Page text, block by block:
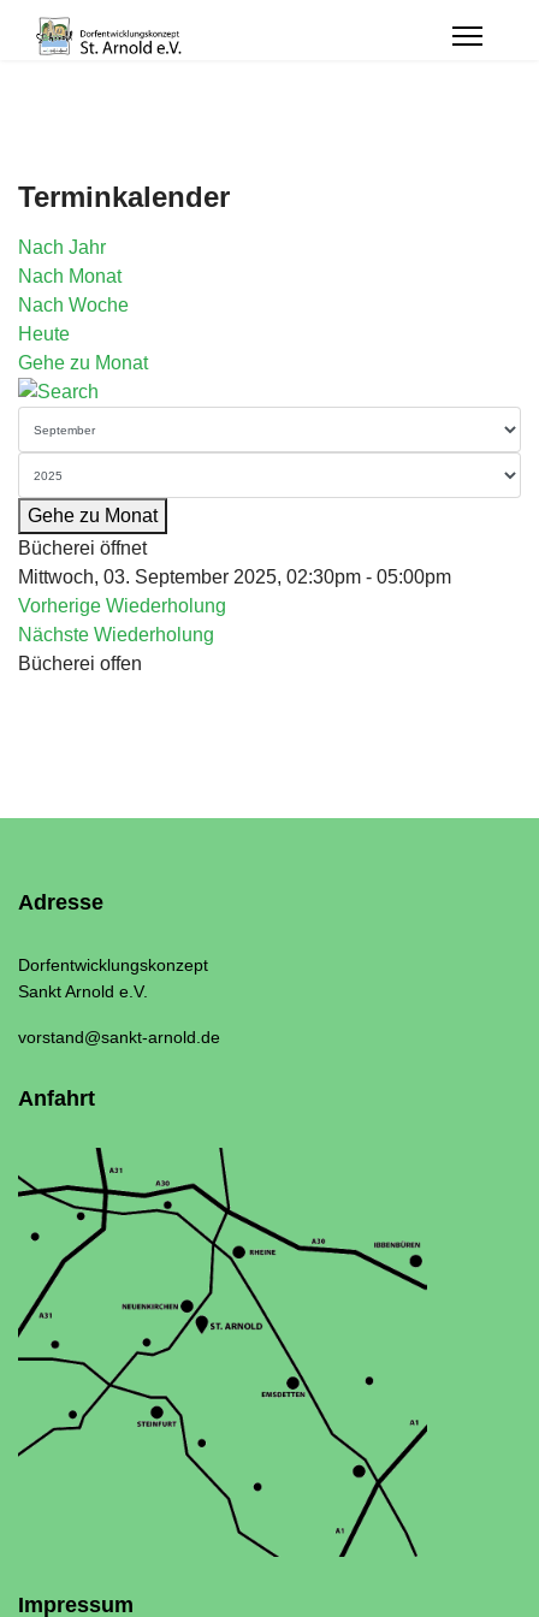
Terminkalender
Nach Jahr
Nach Monat
Nach Woche
Heute
Gehe zu Monat
Gehe zu Monat
Bücherei öffnet
Mittwoch, 03. September 2025, 02:30pm - 05:00pm
Vorherige Wiederholung
Nächste Wiederholung
Bücherei offen
Adresse
Dorfentwicklungskonzept
Sankt Arnold e.V.
vorstand@sankt-arnold.de
Anfahrt
Impressum